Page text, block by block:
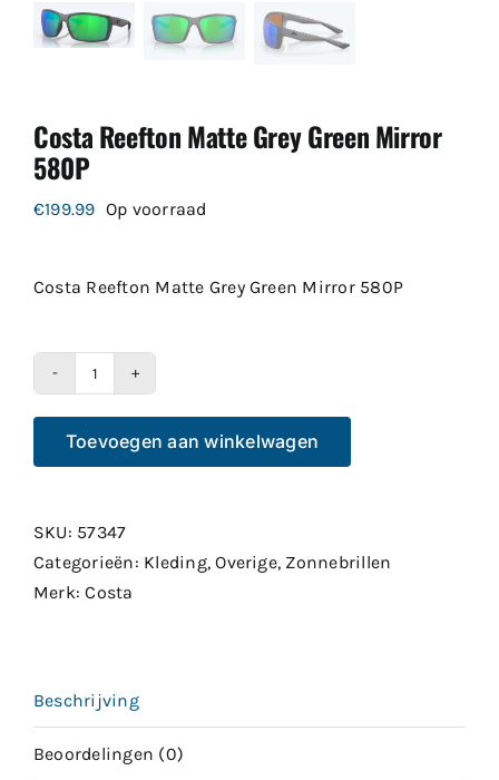
Costa Reefton Matte Grey Green Mirror
580P
€199.99 Op voorraad
Costa Reefton Matte Grey Green Mirror 580P
Reefton
Matte
Mirror
580P
aantal
Toevoegen aan winkelwagen
SKU: 57347
Categorieën: Kleding,Overige, Zonnebrillen
Merk:Costa
Beschrijving
Beoordelingen (0)